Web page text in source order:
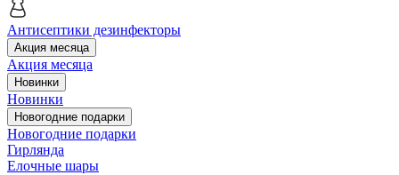
Антисептики дезинфекторы
Акция месяца
Акция месяца
Новинки
Новинки
Новогодние подарки
Новогодние подарки
Гирлянда
Елочные шары